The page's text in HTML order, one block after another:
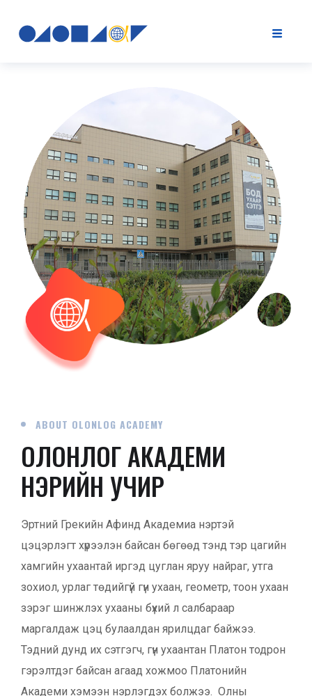
ABOUT OLONLOG ACADEMY
ОЛОНЛОГ АКАДЕМИ
НЭРИЙН УЧИР
Эртний Грекийн Афинд Академиа нэртэй
цэцэрлэгт хүрээлэн байсан бөгөөд тэнд тэр цагийн
хамгийн ухаантай иргэд цуглан яруу найраг, утга
зохиол, урлаг төдийгүй гүн ухаан, геометр, тоон ухаан
зэрэг шинжлэх ухааны бүхий л салбараар
маргалдаж цэц булаалдан ярилцдаг байжээ.
Тэдний дунд их сэтгэгч, гүн ухаантан Платон тодрон
гэрэлтдэг байсан агаад хожмоо Платонийн
Академи хэмээн нэрлэгдэх болжээ. Олны